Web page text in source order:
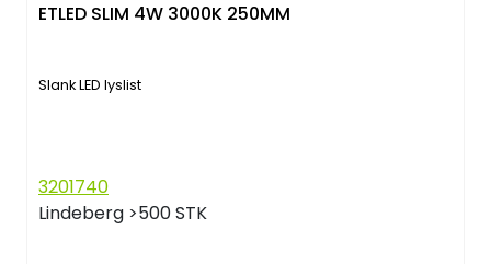
ETLED SLIM 4W 3000K 250MM
Slank LED lyslist
3201740
Lindeberg >500 STK